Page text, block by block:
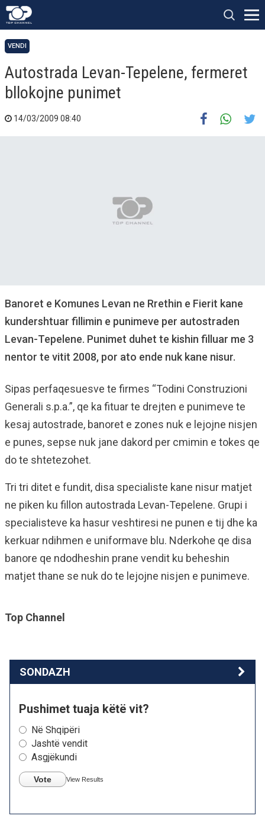
VENDI
Autostrada Levan-Tepelene, fermeret
bllokojne punimet
14/03/2009 08:40
Banoret e Komunes Levan ne Rrethin e Fierit kane
kundershtuar fillimin e punimeve per autostraden
Levan-Tepelene. Punimet duhet te kishin filluar me 3
nentor te vitit 2008, por ato ende nuk kane nisur.
Sipas perfaqesuesve te firmes “Todini Construzioni
Generali s.p.a.”, qe ka fituar te drejten e punimeve te
kesaj autostrade, banoret e zones nuk e lejojne nisjen
e punes, sepse nuk jane dakord per cmimin e tokes qe
do te shtetezohet.
Tri tri ditet e fundit, disa specialiste kane nisur matjet
ne piken ku fillon autostrada Levan-Tepelene. Grupi i
specialisteve ka hasur veshtiresi ne punen e tij dhe ka
kerkuar ndihmen e uniformave blu. Nderkohe qe disa
banore qe ndodheshin prane vendit ku beheshin
matjet thane se nuk do te lejojne nisjen e punimeve.
Top Channel
SONDAZH
Pushimet tuaja këtë vit?
Në Shqipëri
Jashtë vendit
Asgjëkundi
Vote View Results